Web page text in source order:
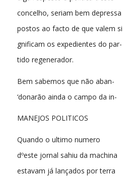
concelho, seriam bem depressa
postos ao facto de que valem si
gnificam os expedientes do par-
tido regenerador.
Bem sabemos que não aban-
‘donarão ainda o campo da in-
MANEJOS POLITICOS
Quando o ultimo numero
dºeste jornal sahiu da machina
estavam já lançados por terra